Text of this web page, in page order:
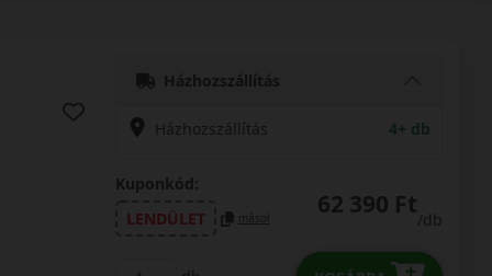
Házhozszállítás
Házhozszállítás 4+ db
Kuponkód:
LENDÜLET
másol 62 390 Ft
/db